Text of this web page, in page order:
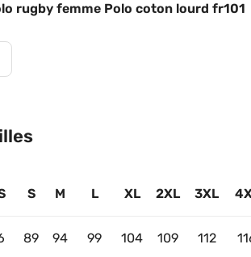
rugby femme Polo coton lourd fr101
S M L XL 2XL 3XL
89 94 99 104 109 112